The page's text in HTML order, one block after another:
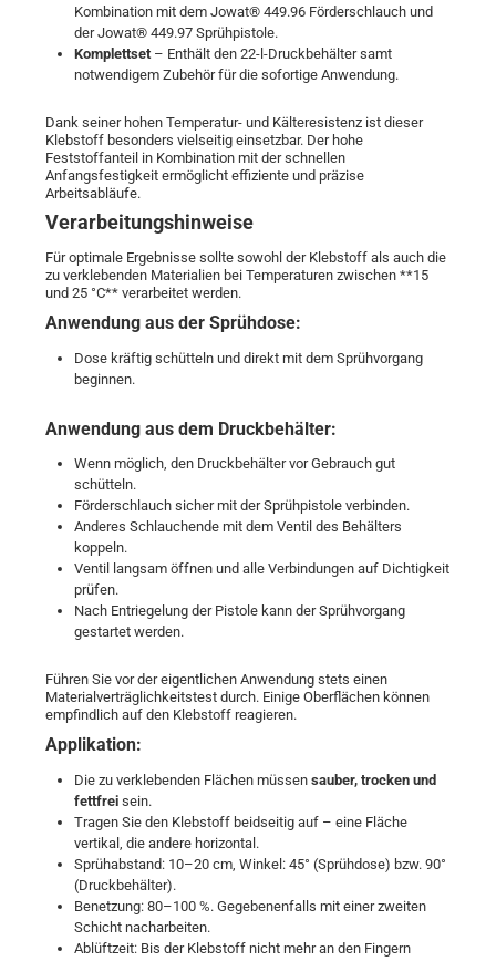
Kombination mit dem Jowat® 449.96 Förderschlauch und
der Jowat® 449.97 Sprühpistole.
Komplettset– Enthält den 22-l-Druckbehälter samt
notwendigem Zubehör für die sofortige Anwendung.
Dank seiner hohen Temperatur- und Kälteresistenz ist dieser
Klebstoff besonders vielseitig einsetzbar. Der hohe
Feststoffanteil in Kombination mit der schnellen
Anfangsfestigkeit ermöglicht effiziente und präzise
Arbeitsabläufe.
Verarbeitungshinweise
Für optimale Ergebnisse sollte sowohl der Klebstoff als auch die
zu verklebenden Materialien bei Temperaturen zwischen **15
und 25 °C** verarbeitet werden.
Anwendung aus der Sprühdose:
Dose kräftig schütteln und direkt mit dem Sprühvorgang
beginnen.
Anwendung aus dem Druckbehälter:
Wenn möglich, den Druckbehälter vor Gebrauch gut
schütteln.
Förderschlauch sicher mit der Sprühpistole verbinden.
Anderes Schlauchende mit dem Ventil des Behälters
koppeln.
Ventil langsam öffnen und alle Verbindungen auf Dichtigkeit
prüfen.
Nach Entriegelung der Pistole kann der Sprühvorgang
gestartet werden.
Führen Sie vor der eigentlichen Anwendung stets einen
Materialverträglichkeitstest durch. Einige Oberflächen können
empfindlich auf den Klebstoff reagieren.
Applikation:
Die zu verklebenden Flächen müssen sauber, trocken und
fettfreisein.
Tragen Sie den Klebstoff beidseitig auf – eine Fläche
vertikal, die andere horizontal.
Sprühabstand: 10–20 cm, Winkel: 45° (Sprühdose) bzw. 90°
(Druckbehälter).
Benetzung: 80–100 %. Gegebenenfalls mit einer zweiten
Schicht nacharbeiten.
Ablüftzeit: Bis der Klebstoff nicht mehr an den Fingern